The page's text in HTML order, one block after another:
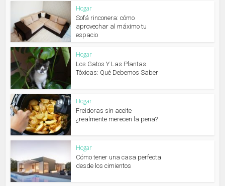
Hogar
Sofá rinconera: cómo
aprovechar al máximo tu
espacio
Hogar
Los Gatos Y Las Plantas
Tóxicas: Qué Debemos Saber
Hogar
Freidoras sin aceite
¿realmente merecen la pena?
Hogar
Cómo tener una casa perfecta
desde los cimientos